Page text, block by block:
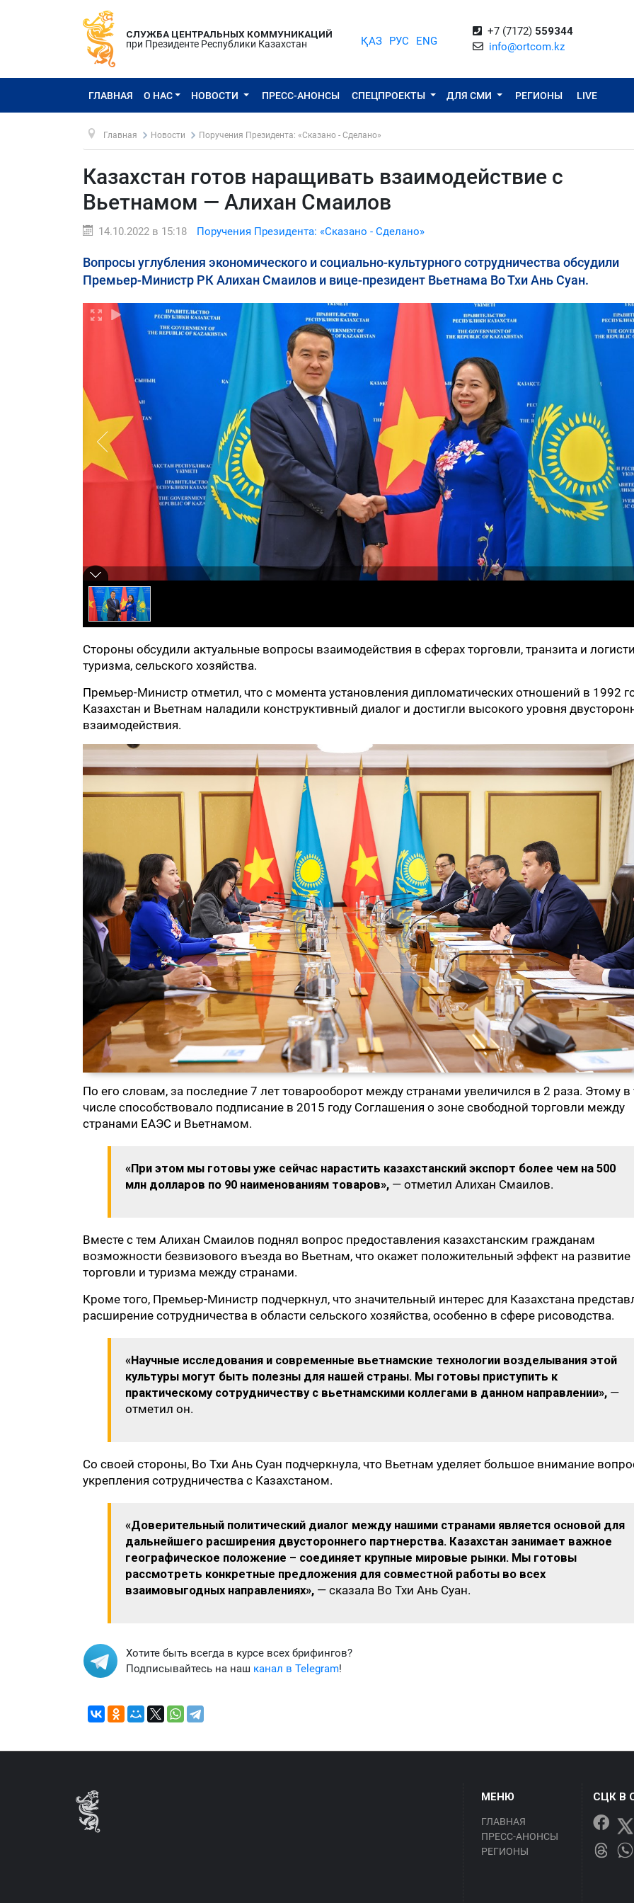
СЛУЖБА ЦЕНТРАЛЬНЫХ КОММУНИКАЦИЙ
при Президенте Республики Казахстан
ҚАЗ РУС ENG
+7 (7172) 559344
info@ortcom.kz
ГЛАВНАЯ О НАС НОВОСТИ ПРЕСС-АНОНСЫ СПЕЦПРОЕКТЫ ДЛЯ СМИ РЕГИОНЫ LIVE
Главная Новости Поручения Президента: «Сказано - Сделано»
Казахстан готов наращивать взаимодействие с
Вьетнамом — Алихан Смаилов
14.10.2022 в 15:18 Поручения Президента: «Сказано - Сделано»
Вопросы углубления экономического и социально-культурного сотрудничества обсудили
Премьер-Министр РК Алихан Смаилов и вице-президент Вьетнама Во Тхи Ань Суан.
Стороны обсудили актуальные вопросы взаимодействия в сферах торговли, транзита и
туризма, сельского хозяйства.
Премьер-Министр отметил, что с момента установления дипломатических отношений в 1992
Казахстан и Вьетнам наладили конструктивный диалог и достигли высокого уровня
взаимодействия.
По его словам, за последние 7 лет товарооборот между странами увеличился в 2 раза. Этому
числе способствовало подписание в 2015 году Соглашения о зоне свободной торговли между
странами ЕАЭС и Вьетнамом.
«При этом мы готовы уже сейчас нарастить казахстанский экспорт более чем на 500
млн долларов по 90 наименованиям товаров», — отметил Алихан Смаилов.
Вместе с тем Алихан Смаилов поднял вопрос предоставления казахстанским гражданам
возможности безвизового въезда во Вьетнам, что окажет положительный эффект на развитие
торговли и туризма между странами.
Кроме того, Премьер-Министр подчеркнул, что значительный интерес для Казахстана
расширение сотрудничества в области сельского хозяйства, особенно в сфере рисоводства.
«Научные исследования и современные вьетнамские технологии возделывания этой
культуры могут быть полезны для нашей страны. Мы готовы приступить к
практическому сотрудничеству с вьетнамскими коллегами в данном направлении», —
отметил он.
Со своей стороны, Во Тхи Ань Суан подчеркнула, что Вьетнам уделяет большое внимание
укрепления сотрудничества с Казахстаном.
«Доверительный политический диалог между нашими странами является основой для
дальнейшего расширения двустороннего партнерства. Казахстан занимает важное
географическое положение – соединяет крупные мировые рынки. Мы готовы
рассмотреть конкретные предложения для совместной работы во всех
взаимовыгодных направлениях», — сказала Во Тхи Ань Суан.
Хотите быть всегда в курсе всех брифингов?
Подписывайтесь на наш канал в Telegram!
МЕНЮ
ГЛАВНАЯ
ПРЕСС-АНОНСЫ
РЕГИОНЫ
СЦК В